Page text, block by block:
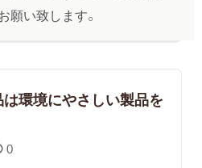
願い致します。
環境にやさしい製品を
0